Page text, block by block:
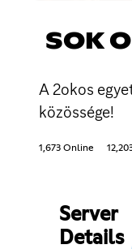
SOK
A 2okos
közössége!
1,673 Online
Server
Details